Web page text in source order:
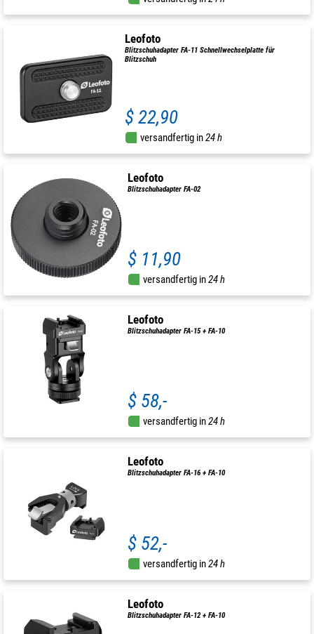
Leofoto
Blitzschuhadapter FA-11 Schnellwechselplatte für
Blitzschuh
$ 22,90
versandfertig in24 h
Leofoto
Blitzschuhadapter FA-02
$ 11,90
versandfertig in24 h
Leofoto
Blitzschuhadapter FA-15 + FA-10
$ 58,-
versandfertig in24 h
Leofoto
Blitzschuhadapter FA-16 + FA-10
$ 52,-
versandfertig in24 h
Leofoto
Blitzschuhadapter FA-12 + FA-10